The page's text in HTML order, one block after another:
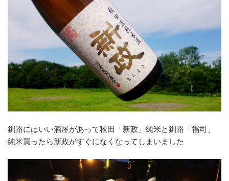
釧路にはいい酒屋があって秋田「新政」純米と釧路「福司」
純米買ったら新政がすぐになくなってしまいました